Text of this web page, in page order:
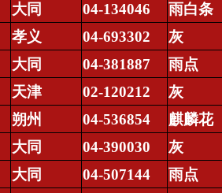
大同 04-134046
雨白条
孝义 04-693302
灰
大同 04-381887
雨点
天津 02-120212
灰
朔州 04-536854
麒麟花
大同 04-390030
灰
大同 04-507144
雨点